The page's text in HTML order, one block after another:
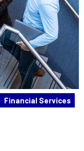
Financial Services